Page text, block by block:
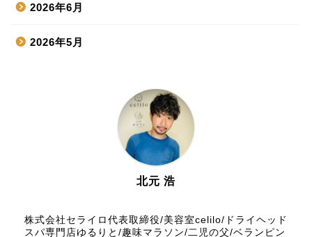
2026年6月
2026年5月
2025年12月
北元 浩
株式会社セライロ代表取締役/美容室celilo/ドライヘッド
スパ専門店ゆるりと/趣味マラソン/二児の父/ベランピン